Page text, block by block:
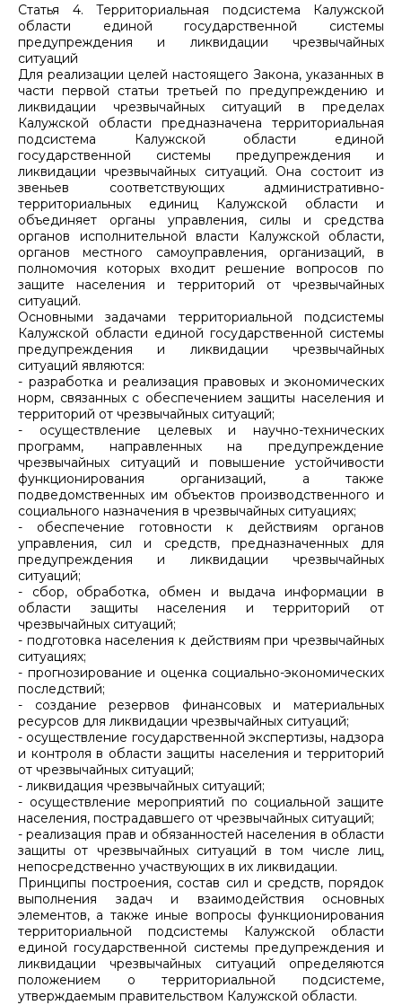
Статья 4. Территориальная подсистема Калужской
области единой государственной системы
предупреждения и ликвидации чрезвычайных
ситуаций
Для реализации целей настоящего Закона, указанных в
части первой статьи третьей по предупреждению и
ликвидации чрезвычайных ситуаций в пределах
Калужской области предназначена территориальная
подсистема Калужской области единой
государственной системы предупреждения и
ликвидации чрезвычайных ситуаций. Она состоит из
звеньев соответствующих административно-
территориальных единиц Калужской области и
объединяет органы управления, силы и средства
органов исполнительной власти Калужской области,
органов местного самоуправления, организаций, в
полномочия которых входит решение вопросов по
защите населения и территорий от чрезвычайных
ситуаций.
Основными задачами территориальной подсистемы
Калужской области единой государственной системы
предупреждения и ликвидации чрезвычайных
ситуаций являются:
- разработка и реализация правовых и экономических
норм, связанных с обеспечением защиты населения и
территорий от чрезвычайных ситуаций;
- осуществление целевых и научно-технических
программ, направленных на предупреждение
чрезвычайных ситуаций и повышение устойчивости
функционирования организаций, а также
подведомственных им объектов производственного и
социального назначения в чрезвычайных ситуациях;
- обеспечение готовности к действиям органов
управления, сил и средств, предназначенных для
предупреждения и ликвидации чрезвычайных
ситуаций;
- сбор, обработка, обмен и выдача информации в
области защиты населения и территорий от
чрезвычайных ситуаций;
- подготовка населения к действиям при чрезвычайных
ситуациях;
- прогнозирование и оценка социально-экономических
последствий;
- создание резервов финансовых и материальных
ресурсов для ликвидации чрезвычайных ситуаций;
- осуществление государственной экспертизы, надзора
и контроля в области защиты населения и территорий
от чрезвычайных ситуаций;
- ликвидация чрезвычайных ситуаций;
- осуществление мероприятий по социальной защите
населения, пострадавшего от чрезвычайных ситуаций;
- реализация прав и обязанностей населения в области
защиты от чрезвычайных ситуаций в том числе лиц,
непосредственно участвующих в их ликвидации.
Принципы построения, состав сил и средств, порядок
выполнения задач и взаимодействия основных
элементов, а также иные вопросы функционирования
территориальной подсистемы Калужской области
единой государственной системы предупреждения и
ликвидации чрезвычайных ситуаций определяются
положением о территориальной подсистеме,
утверждаемым правительством Калужской области.